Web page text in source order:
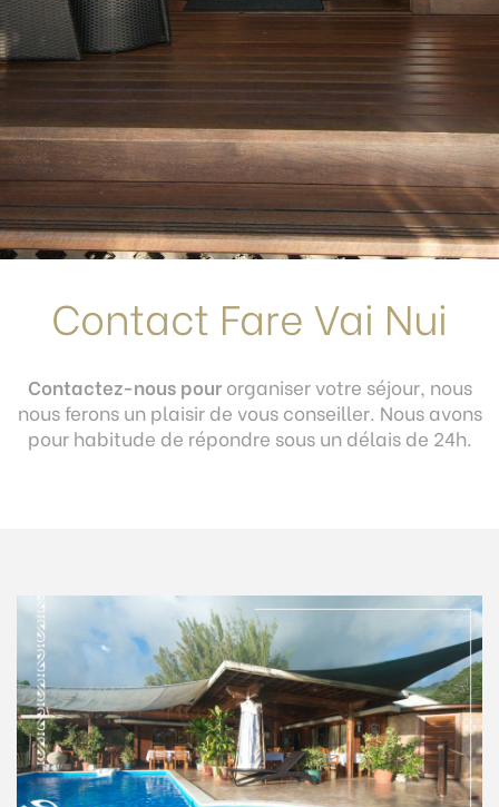
Contact Fare Vai Nui
Contactez-nous pourorganiser votre séjour, nous
nous ferons un plaisir de vous conseiller. Nous avons
pour habitude de répondre sous un délais de 24h.